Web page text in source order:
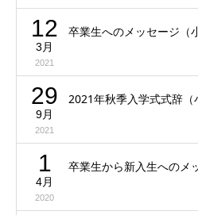
12
3月
2021
卒業生へのメッセージ（
29
9月
2021
2021年秋季入学式式辞（
1
4月
2020
卒業生から新入生へのメ